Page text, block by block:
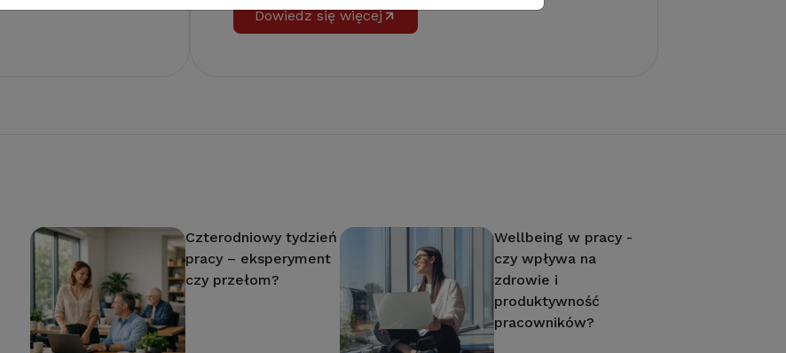
Dowiedz się więcej
Czterodniowy tydzień
pracy – eksperyment
czy przełom?
Wellbeing w pracy -
czy wpływa na
zdrowie i
produktywność
pracowników?